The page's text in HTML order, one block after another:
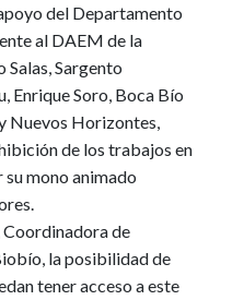
del Departamento
al DAEM de la
Salas, Sargento
Enrique Soro, Boca Bío
Nuevos Horizontes,
de los trabajos en
mono animado
de
la posibilidad de
tener acceso a este